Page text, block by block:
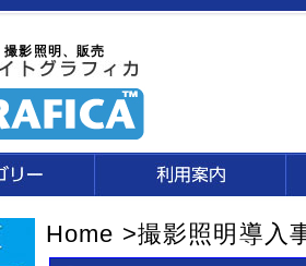
影照明、販売
Home >撮影照明導入